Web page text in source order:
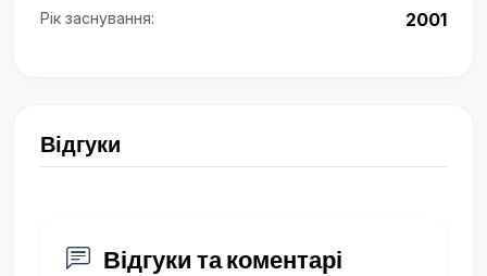
Рік заснування: 2001
Відгуки
Відгуки та коментарі